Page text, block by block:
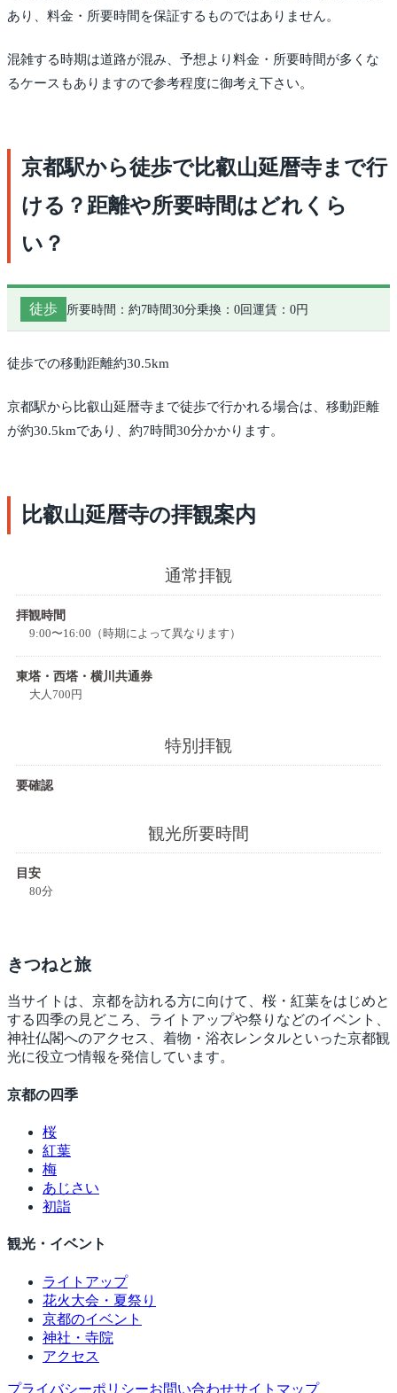
あり、料金・所要時間を保証するものではありません。
混雑する時期は道路が混み、予想より料金・所要時間が多くな
るケースもありますので参考程度に御考え下さい。
京都駅から徒歩で比叡山延暦寺まで行
ける？距離や所要時間はどれくら
い？
徒歩 所要時間：約7時間30分乗換：0回 運賃：0円
徒歩での移動距離約30.5km
京都駅から比叡山延暦寺まで徒歩で行かれる場合は、移動距離
が約30.5kmであり、約7時間30分かかります。
比叡山延暦寺の拝観案内
通常拝観
拝観時間
9:00〜16:00（時期によって異なります）
東塔・西塔・横川共通券
大人700円
特別拝観
要確認
観光所要時間
目安
80分
きつねと旅
当サイトは、京都を訪れる方に向けて、桜・紅葉をはじめと
する四季の見どころ、ライトアップや祭りなどのイベント、
神社仏閣へのアクセス、着物・浴衣レンタルといった京都観
光に役立つ情報を発信しています。
京都の四季
桜
紅葉
梅
あじさい
初詣
観光・イベント
ライトアップ
花火大会・夏祭り
京都のイベント
神社・寺院
アクセス
プライバシーポリシーお問い合わせサイトマップ